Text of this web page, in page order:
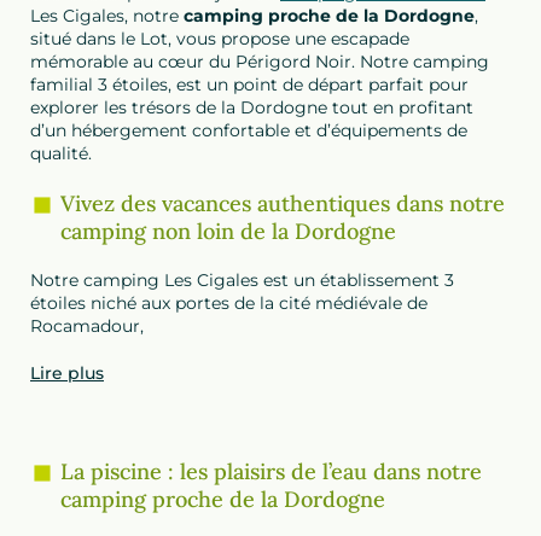
Les Cigales, notre camping proche de la Dordogne,
situé dans le Lot, vous propose une escapade
mémorable au cœur du Périgord Noir. Notre camping
familial 3 étoiles, est un point de départ parfait pour
explorer les trésors de la Dordogne tout en profitant
d’un hébergement confortable et d’équipements de
qualité.
Vivez des vacances authentiques dans notre
camping non loin de la Dordogne
Notre camping Les Cigales est un établissement 3
étoiles niché aux portes de la cité médiévale de
Rocamadour,
Lire plus
La piscine : les plaisirs de l’eau dans notre
camping proche de la Dordogne